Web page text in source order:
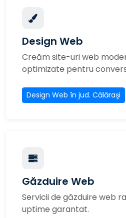
Design Web
Creăm site-uri web
optimizate pentru
Design Web în jud. Călăraşi
Găzduire Web
Servicii de găzduire web
uptime garantat.